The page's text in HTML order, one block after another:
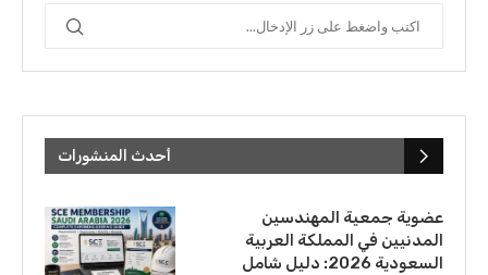
أحدث المنشورات
عضوية جمعية المهندسين
المدنيين في المملكة العربية
السعودية 2026: دليل شامل